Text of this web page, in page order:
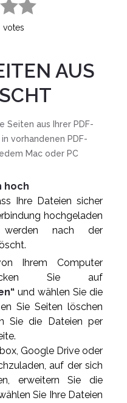
votes
AUS
Seiten aus Ihrer PDF-
vorhandenen PDF-
Mac oder PC
hoch
Ihre Dateien sicher
hochgeladen
nach der
Ihrem Computer
Sie auf
und wählen Sie die
Sie Seiten löschen
Sie die Dateien per
Google Drive oder
auf der sich
erweitern Sie die
Sie Ihre Dateien